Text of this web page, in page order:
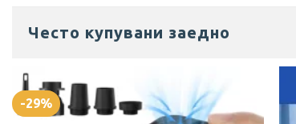
Александра
Rating: 5/5
Тъкмо
Често купувани заедно
-29%